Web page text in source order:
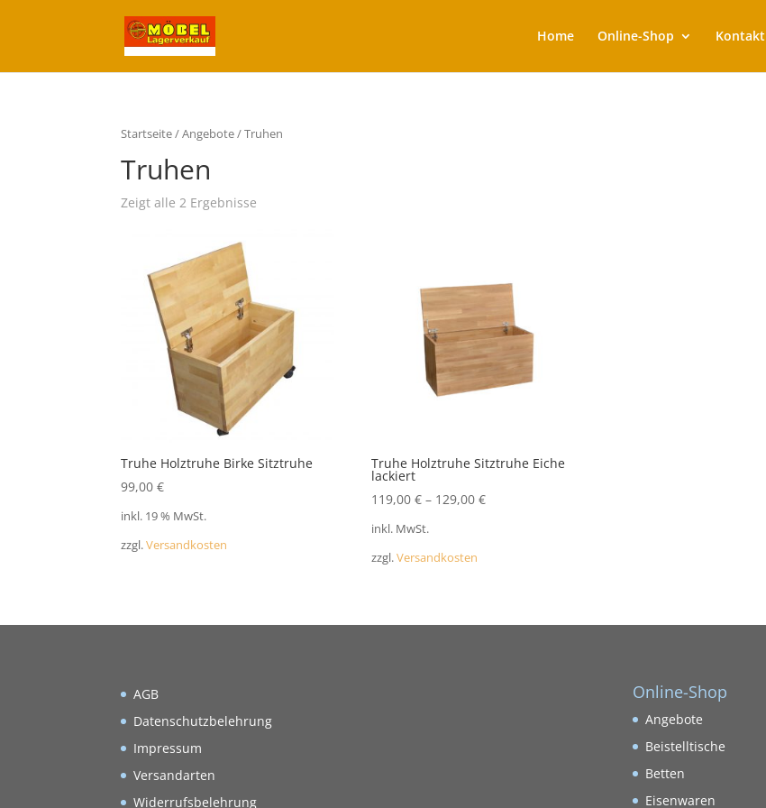
Home Online-Shop Kontakt
Startseite/Angebote/ Truhen
Truhen
Zeigt alle 2 Ergebnisse
Truhe Holztruhe Birke Sitztruhe
99,00€
inkl. 19 % MwSt.
zzgl.Versandkosten
Truhe Holztruhe Sitztruhe Eiche
lackiert
119,00€ – 129,00€
inkl. MwSt.
zzgl.Versandkosten
AGB
Datenschutzbelehrung
Impressum
Versandarten
Widerrufsbelehrung
Online-Shop
Angebote
Beistelltische
Betten
Eisenwaren